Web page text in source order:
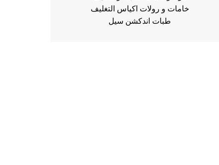
خامات و رولات اكياس التغليف
طبات اندكشن سيل